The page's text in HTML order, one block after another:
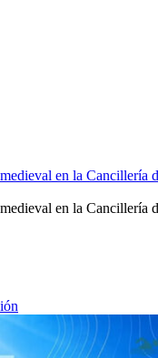
en la Cancillería
en la Cancillería